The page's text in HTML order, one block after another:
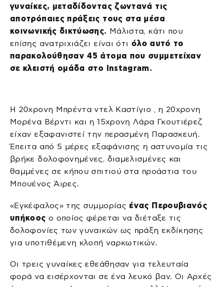
γυναίκες, μεταδίδοντας ζωντανά τις
αποτρόπαιες πράξεις τους στα μέσα
κοινωνικής δικτύωσης. Μάλιστα, κάτι που
επίσης ανατριχιάζει είναι ότι όλο αυτό το
παρακολούθησαν 45 άτομα που συμμετείχαν
σε κλειστή ομάδα στο Instagram.
Η 20χρονη Μπρέντα ντελ Καστίγιο , η 20χρονη
Μορένα Βέρντι και η 15χρονη Λάρα Γκουτιέρεζ
είχαν εξαφανιστεί την περασμένη Παρασκευή.
Έπειτα από 5 μέρες εξαφάνισης η αστυνομία τις
βρήκε δολοφονημένες, διαμελισμένες και
θαμμένες σε κήπου σπιτιού στα προάστια του
Μπουένος Άιρες.
«Εγκέφαλος» της συμμορίας ένας Περουβιανός
υπήκοος ο οποίος φέρεται να διέταξε τις
δολοφονίες των γυναικών ως πράξη εκδίκησης
για υποτιθέμενη κλοπή ναρκωτικών.
Οι τρεις γυναίκες εθεάθησαν για τελευταία
φορά να εισέρχονται σε ένα λευκό βαν. Οι Αρχές